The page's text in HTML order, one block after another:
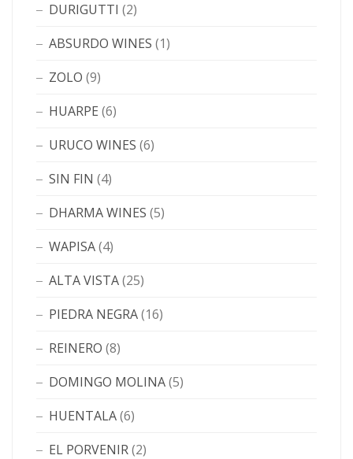
DURIGUTTI (2)
ABSURDO WINES (1)
ZOLO (9)
HUARPE (6)
URUCO WINES (6)
SIN FIN (4)
DHARMA WINES (5)
WAPISA(4)
ALTA VISTA(25)
PIEDRA NEGRA(16)
REINERO (8)
DOMINGO MOLINA(5)
HUENTALA(6)
EL PORVENIR(2)